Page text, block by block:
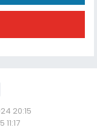
20:15